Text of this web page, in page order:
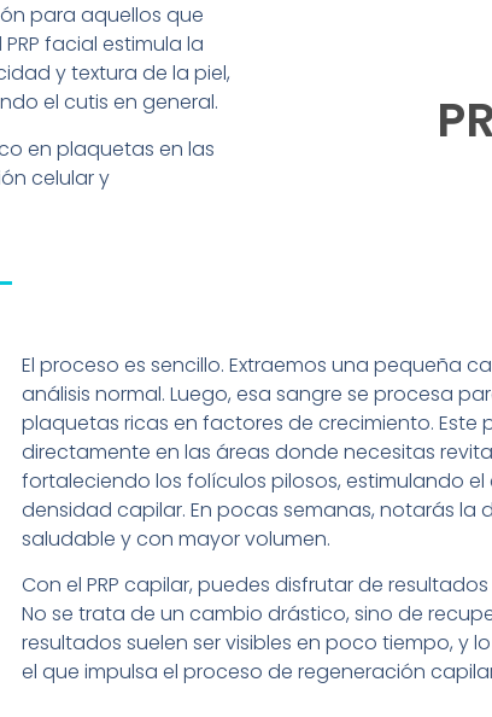
para aquellos que
PRP facial estimula la
y textura de la piel,
el cutis en general.
en plaquetas en las
celular y
El proceso es sencillo. Extraemos una pequeña
análisis normal. Luego, esa sangre se procesa
plaquetas ricas en factores de crecimiento. Este
directamente en las áreas donde necesitas
fortaleciendo los folículos pilosos, estimulando
densidad capilar. En pocas semanas, notarás la
saludable y con mayor volumen.
Con el PRP capilar, puedes disfrutar de
No se trata de un cambio drástico, sino de
resultados suelen ser visibles en poco tiempo, y
el que impulsa el proceso de regeneración